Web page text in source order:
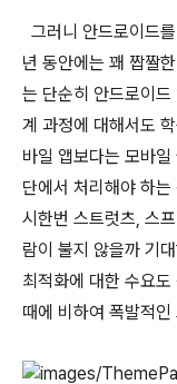
그러니 안드로이드
년 동안에는 꽤 짭짤
는 단순히 안드로이
계 과정에 대해서도
바일 앱보다는 모바
단에서 처리해야 하
시한번 스트럿츠, 스
람이 불지 않을까 기
최적화에 대한 수요
때에 비하여 폭발적